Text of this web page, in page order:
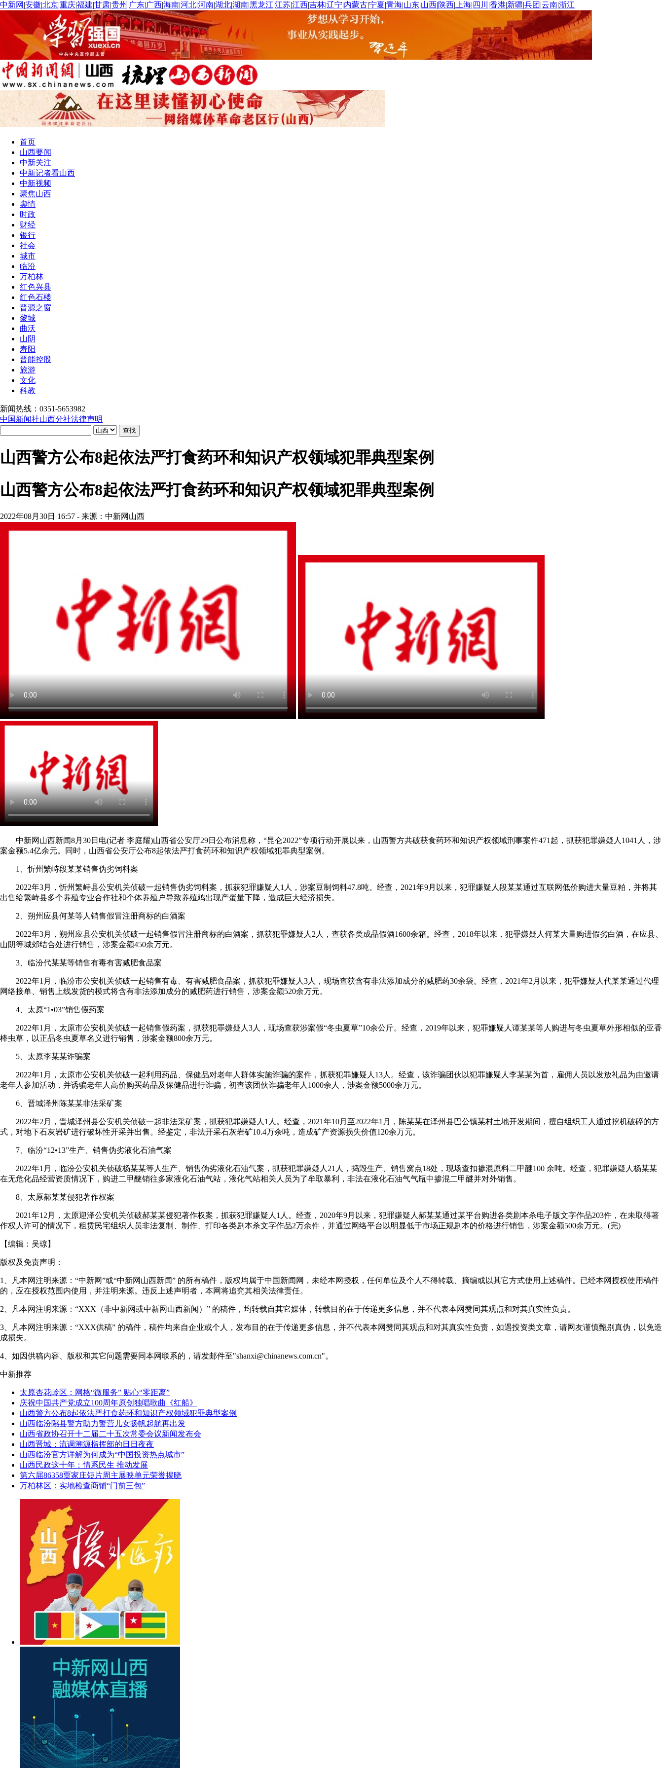
中新网 |安徽|北京|重庆|福建|甘肃|贵州 |广东|广西|海南|河北|河南|湖北|湖南|黑龙江|江苏|江西|吉林|辽宁|内蒙古|宁夏|青海|山东|山西|陕西| 上海| 四川 |香港|新疆|兵团 |云南|浙江
首页
山西要闻
中新关注
中新记者看山西
中新视频
聚焦山西
舆情
时政
财经
银行
社会
城市
临汾
万柏林
红色兴县
红色石楼
晋源之窗
黎城
曲沃
山阴
寿阳
晋能控股
旅游
文化
科教
新闻热线：0351-5653982
中国新闻社山西分社法律声明
山西警方公布8起依法严打食药环和知识产权领域犯罪典型案例
山西警方公布8起依法严打食药环和知识产权领域犯罪典型案例
2022年08月30日 16:57 - 来源：中新网山西
中新网山西新闻8月30日电(记者 李庭耀)山西省公安厅29日公布消息称，“昆仑2022”专项行动开展以来，山西警方共破获食药环和知识产权领域刑事案件471起，抓获犯罪嫌疑人1041人，涉
案金额5.4亿余元。同时，山西省公安厅公布8起依法严打食药环和知识产权领域犯罪典型案例。
1、忻州繁峙段某某销售伪劣饲料案
2022年3月，忻州繁峙县公安机关侦破一起销售伪劣饲料案，抓获犯罪嫌疑人1人，涉案豆制饲料47.8吨。经查，2021年9月以来，犯罪嫌疑人段某某通过互联网低价购进大量豆粕，并将其
出售给繁峙县多个养殖专业合作社和个体养殖户导致养殖鸡出现产蛋量下降，造成巨大经济损失。
2、朔州应县何某等人销售假冒注册商标的白酒案
2022年3月，朔州应县公安机关侦破一起销售假冒注册商标的白酒案，抓获犯罪嫌疑人2人，查获各类成品假酒1600余箱。经查，2018年以来，犯罪嫌疑人何某大量购进假劣白酒，在应县、
山阴等城郊结合处进行销售，涉案金额450余万元。
3、临汾代某某等销售有毒有害减肥食品案
2022年1月，临汾市公安机关侦破一起销售有毒、有害减肥食品案，抓获犯罪嫌疑人3人，现场查获含有非法添加成分的减肥药30余袋。经查，2021年2月以来，犯罪嫌疑人代某某通过代理
网络接单、销售上线发货的模式将含有非法添加成分的减肥药进行销售，涉案金额520余万元。
4、太原“1•03”销售假药案
2022年1月，太原市公安机关侦破一起销售假药案，抓获犯罪嫌疑人3人，现场查获涉案假“冬虫夏草”10余公斤。经查，2019年以来，犯罪嫌疑人谭某某等人购进与冬虫夏草外形相似的亚香
棒虫草，以正品冬虫夏草名义进行销售，涉案金额800余万元。
5、太原李某某诈骗案
2022年1月，太原市公安机关侦破一起利用药品、保健品对老年人群体实施诈骗的案件，抓获犯罪嫌疑人13人。经查，该诈骗团伙以犯罪嫌疑人李某某为首，雇佣人员以发放礼品为由邀请
老年人参加活动，并诱骗老年人高价购买药品及保健品进行诈骗，初查该团伙诈骗老年人1000余人，涉案金额5000余万元。
6、晋城泽州陈某某非法采矿案
2022年2月，晋城泽州县公安机关侦破一起非法采矿案，抓获犯罪嫌疑人1人。经查，2021年10月至2022年1月，陈某某在泽州县巴公镇某村土地开发期间，擅自组织工人通过挖机破碎的方
式，对地下石灰岩矿进行破坏性开采并出售。经鉴定，非法开采石灰岩矿10.4万余吨，造成矿产资源损失价值120余万元。
7、临汾“12•13”生产、销售伪劣液化石油气案
2022年1月，临汾公安机关侦破杨某某等人生产、销售伪劣液化石油气案，抓获犯罪嫌疑人21人，捣毁生产、销售窝点18处，现场查扣掺混原料二甲醚100 余吨。经查，犯罪嫌疑人杨某某
在无危化品经营资质情况下，购进二甲醚销往多家液化石油气站，液化气站相关人员为了牟取暴利，非法在液化石油气气瓶中掺混二甲醚并对外销售。
8、太原郝某某侵犯著作权案
2021年12月，太原迎泽公安机关侦破郝某某侵犯著作权案，抓获犯罪嫌疑人1人。经查，2020年9月以来，犯罪嫌疑人郝某某通过某平台购进各类剧本杀电子版文字作品203件，在未取得著
作权人许可的情况下，租赁民宅组织人员非法复制、制作、打印各类剧本杀文字作品2万余件，并通过网络平台以明显低于市场正规剧本的价格进行销售，涉案金额500余万元。(完)
【编辑： 吴琼】
版权及免责声明：
1、凡本网注明来源：“中新网”或“中新网山西新闻” 的所有稿件，版权均属于中国新闻网，未经本网授权，任何单位及个人不得转载、摘编或以其它方式使用上述稿件。已经本网授权使用稿件
的，应在授权范围内使用，并注明来源。违反上述声明者，本网将追究其相关法律责任。
2、凡本网注明来源：“XXX（非中新网或中新网山西新闻）” 的稿件，均转载自其它媒体，转载目的在于传递更多信息，并不代表本网赞同其观点和对其真实性负责。
3、凡本网注明来源：“XXX供稿” 的稿件，稿件均来自企业或个人，发布目的在于传递更多信息，并不代表本网赞同其观点和对其真实性负责，如遇投资类文章，请网友谨慎甄别真伪，以免造
成损失。
4、如因供稿内容、版权和其它问题需要同本网联系的，请发邮件至"shanxi@chinanews.com.cn"。
中新推荐
太原杏花岭区：网格“微服务” 贴心“零距离”
庆祝中国共产党成立100周年原创独唱歌曲《红船》
山西警方公布8起依法严打食药环和知识产权领域犯罪典型案例
山西临汾隰县警方助力警营儿女扬帆起航再出发
山西省政协召开十二届二十五次常委会议新闻发布会
山西晋城：流调溯源指挥部的日日夜夜
山西临汾官方详解为何成为“中国投资热点城市”
山西民政这十年：情系民生 推动发展
第六届86358贾家庄短片周主展映单元荣誉揭晓
万柏林区：实地检查商铺“门前三包”